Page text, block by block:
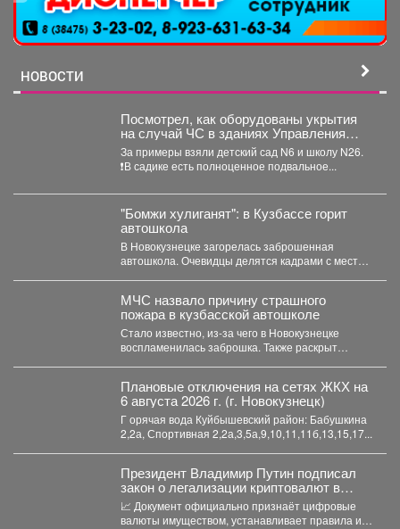
НОВОСТИ
Посмотрел, как оборудованы укрытия
на случай ЧС в зданиях Управления
образованием с различной
конструкцией: имеющих подвалы и
предусматривающие только
техподполье.
За примеры взяли детский сад N6 и школу N26.
❗️В садике есть полноценное подвальное...
"Бомжи хулиганят": в Кузбассе горит
автошкола
В Новокузнецке загорелась заброшенная
автошкола. Очевидцы делятся кадрами с места
МЧС назвало причину страшного
пожара в кузбасской автошколе
Стало известно, из-за чего в Новокузнецке
воспламенилась заброшка. Также раскрыт
Плановые отключения на сетях ЖКХ на
6 августа 2026 г. (г. Новокузнецк)
Г орячая вода Куйбышевский район: Бабушкина
2,2а, Спортивная 2,2а,3,5а,9,10,11,11б,13,15,17...
Президент Владимир Путин подписал
закон о легализации криптовалют в
России.
📈 Документ официально признаёт цифровые
валюты имуществом, устанавливает правила их